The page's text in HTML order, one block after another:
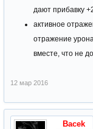
дают прибавку
активное
отражение
вместе, что не
12 мар 2016
Bacek